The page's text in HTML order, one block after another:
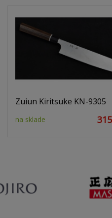
Zuiun Kiritsuke KN-9305
na sklade